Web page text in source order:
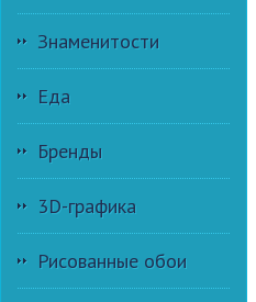
Знаменитости
Еда
Бренды
3D-графика
Рисованные обои